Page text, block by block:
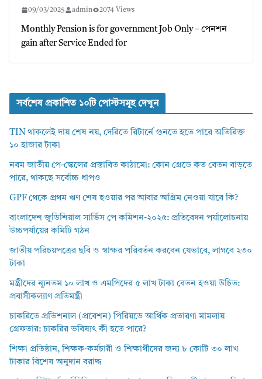
09/03/2025 admin 2074 Views
Monthly Pension is for government Job Only – পেনশন
gain after Service Ended for
সর্বশেষ প্রকাশিত ১০টি পোস্টসমূহ দেখুন
TIN থাকলেই দায় শেষ নয়, দেরিতে রিটার্নে গুনতে হতে পারে অতিরিক্ত
১০ হাজার টাকা
নবম জাতীয় পে-স্কেলের প্রস্তাবিত কাঠামো: কোন গ্রেডে কত বেতন বাড়তে
পারে, থাকছে সর্বোচ্চ ধাপও
GPF থেকে প্রথম ঋণ শেষ হওয়ার পর আবার অগ্রিম নেওয়া যাবে কি?
বাংলাদেশ জুডিশিয়াল সার্ভিস পে কমিশন-২০২৫: প্রতিবেদন পর্যালোচনায়
উচ্চপর্যায়ের কমিটি গঠন
জাতীয় পরিচয়পত্রের ছবি ও স্বাক্ষর পরিবর্তন করবেন যেভাবে, লাগবে ২৩০
টাকা
মন্ত্রীদের ন্যূনতম ১০ লাখ ও এমপিদের ৫ লাখ টাকা বেতন হওয়া উচিত:
প্রবাসীকল্যাণ প্রতিমন্ত্রী
চাকরিতে প্রভিশনাল (প্রবেশন) পিরিয়ডে আর্থিক প্রতারণা মামলায়
গ্রেফতার: চাকরির ভবিষ্যৎ কী হতে পারে?
শিক্ষা প্রতিষ্ঠান, শিক্ষক-কর্মচারী ও শিক্ষার্থীদের জন্য ৮ কোটি ৩০ লাখ
টাকার বিশেষ অনুদান বরাদ্দ